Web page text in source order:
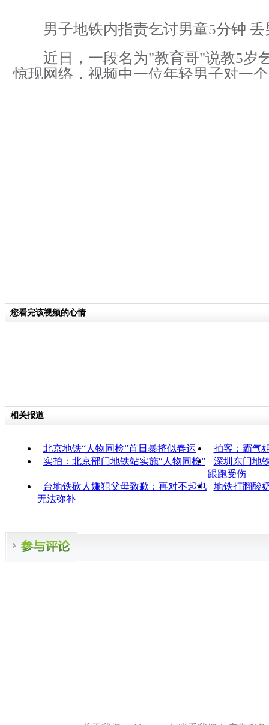
男子地铁内指责乞讨男童5分钟 丢
近日，一段名为"教育哥"说教5岁
惊现网络，视频中一位年轻男子对一
您看完该视频的心情
相关报道
北京地铁“人物同检”首日暴挤似春运
拍客：霸气
实拍：北京部门地铁站实施“人物同检”
深圳东门地
跟跑受伤
台地铁砍人嫌犯父母致歉：再对不起也
无法弥补
地铁打翻酸